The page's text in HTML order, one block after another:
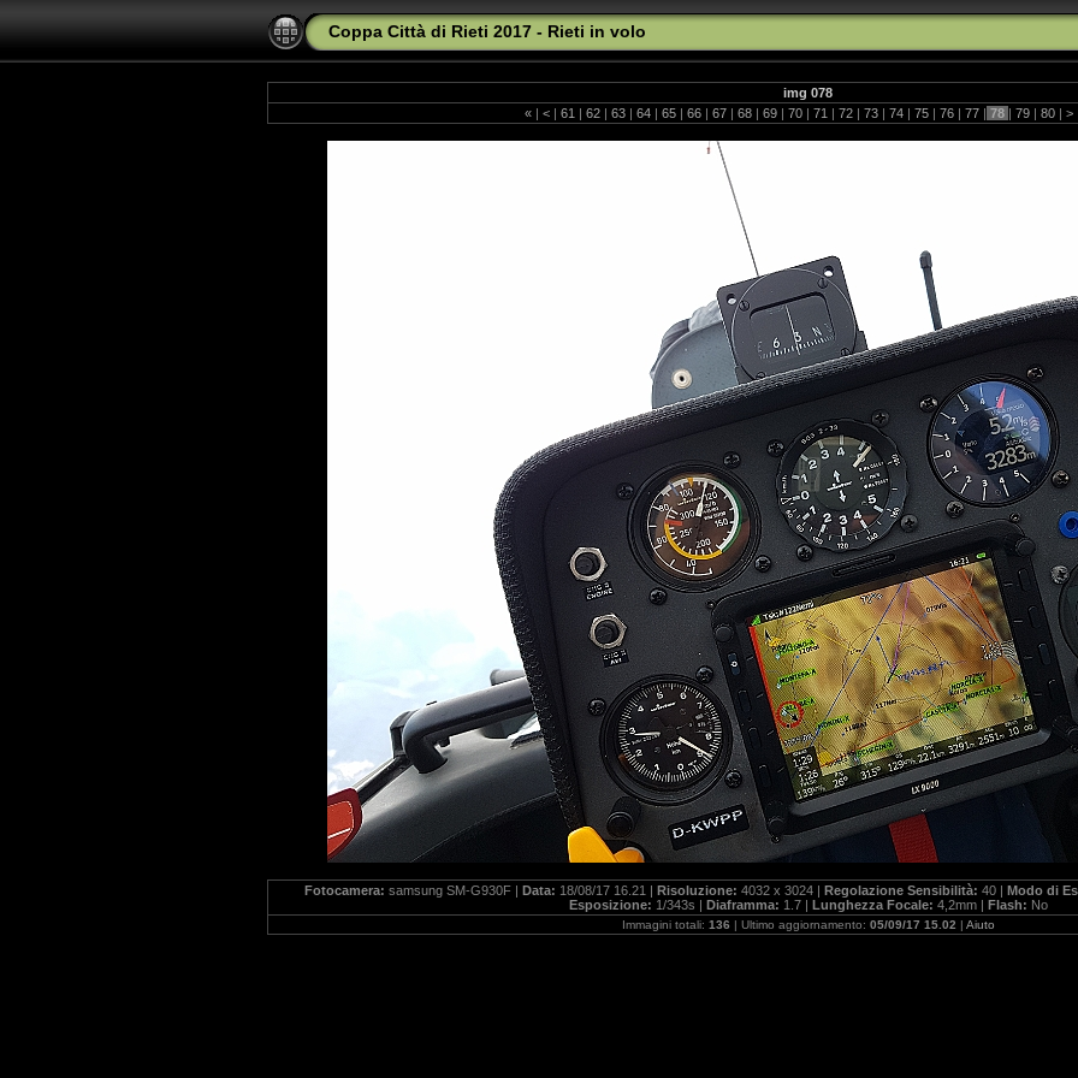
Coppa Città di Rieti 2017 - Rieti in volo
img 078
« | < | 61 | 62 | 63 | 64 | 65 | 66 | 67 | 68 | 69 | 70 | 71 | 72 | 73 | 74 | 75 | 76 | 77 | 78 | 79 | 80 | >
Fotocamera: samsung SM-G930F | Data: 18/08/17 16.21 | Risoluzione: 4032 x 3024 | Regolazione Sensibilità: 40 | Modo di
Esposizione: 1/343s | Diaframma: 1.7 | Lunghezza Focale: 4,2mm | Flash: No
Immagini totali: 136 | Ultimo aggiornamento: 05/09/17 15.02 | Aiuto